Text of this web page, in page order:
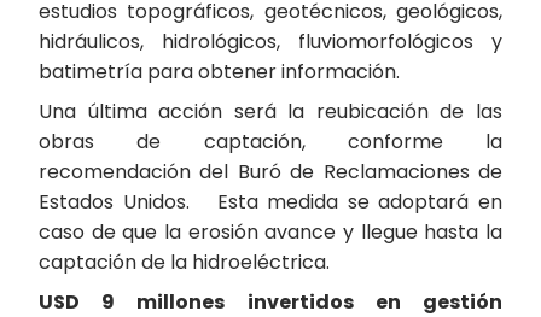
estudios topográficos, geotécnicos, geológicos,
hidráulicos, hidrológicos, fluviomorfológicos y
batimetría para obtener información.
Una última acción será la reubicación de las
obras de captación, conforme la
recomendación del Buró de Reclamaciones de
Estados Unidos. Esta medida se adoptará en
caso de que la erosión avance y llegue hasta la
captación de la hidroeléctrica.
USD 9 millones invertidos en gestión